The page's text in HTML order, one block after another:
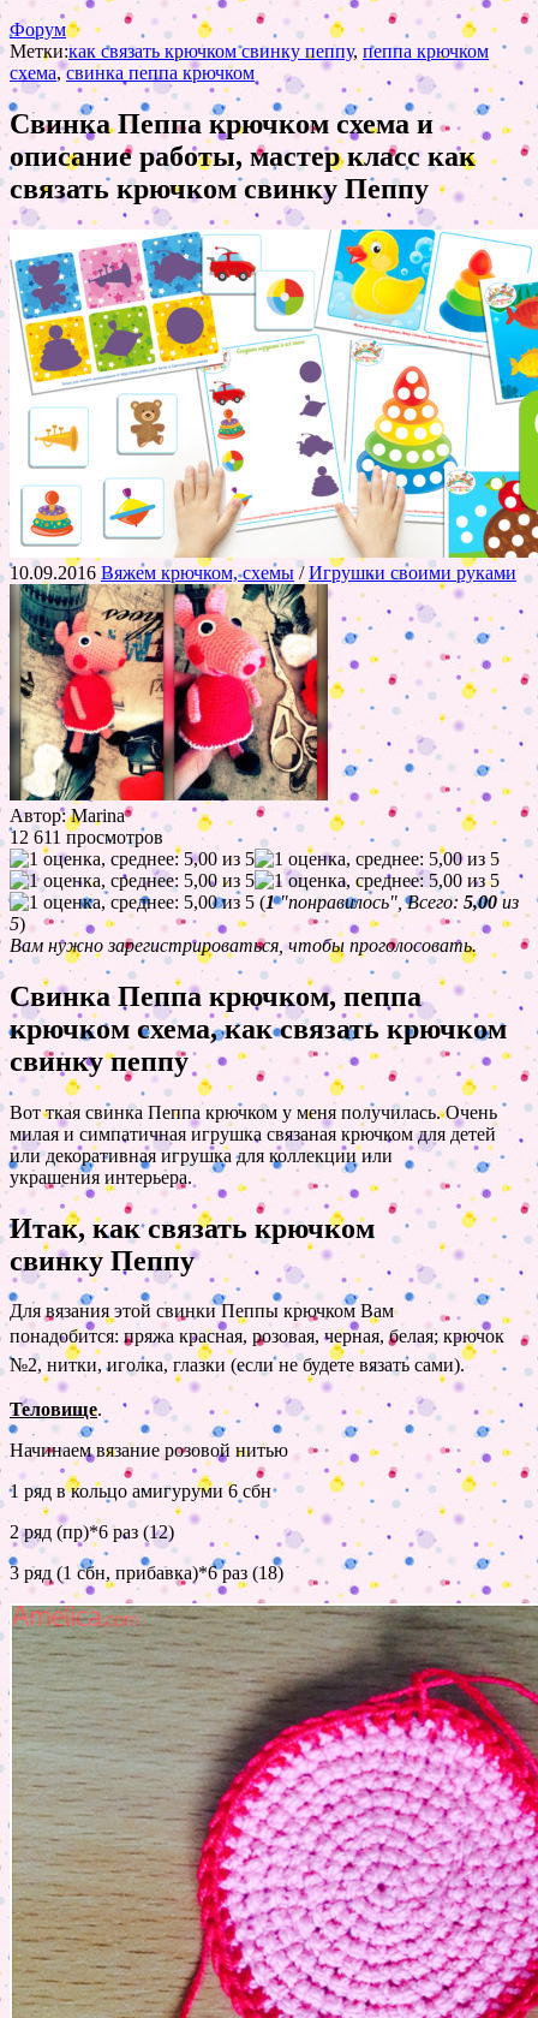
Форум
Метки:как связать крючком свинку пеппу, пеппа крючком
схема,свинка пеппа крючком
Свинка Пеппа крючком схема и
описание работы, мастер класс как
связать крючком свинку Пеппу
10.09.2016 Вяжем крючком, схемы/Игрушки своими руками
Автор: Marina
12 611 просмотров
(1"понравилось", Всего: 5,00 из
5)
Вам нужно зарегистрироваться, чтобы проголосовать.
Свинка Пеппа крючком, пеппа
крючком схема, как связать крючком
свинку пеппу
Вот ткая свинка Пеппа крючком у меня получилась. Очень
милая и симпатичная игрушка связаная крючком для детей
или декоративная игрушка для коллекции или
украшения интерьера.
Итак, как связать крючком
свинку Пеппу
Для вязания этой свинки Пеппы крючком Вам
понадобится: пряжа красная, розовая, черная, белая; крючок
№2, нитки, иголка, глазки (если не будете вязать сами).
Теловище.
Начинаем вязание розовой нитью
1 ряд в кольцо амигуруми 6 сбн
2 ряд (пр)*6 раз (12)
3 ряд (1 сбн, прибавка)*6 раз (18)